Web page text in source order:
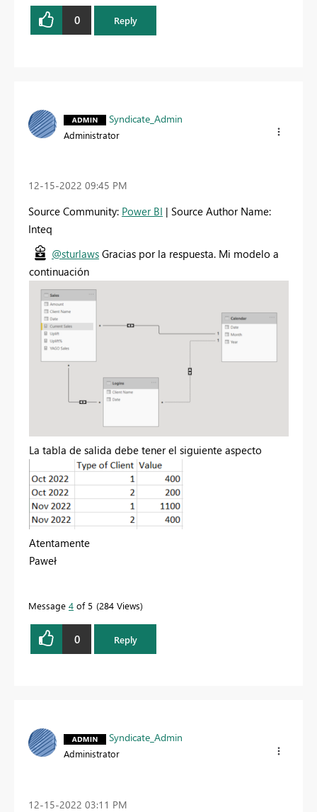
0 Reply
Syndicate_Admin
Administrator
‎12-15-2022 09:45 PM
Source Community: Power BI | Source Author Name:
Inteq
@sturlaws Gracias por la respuesta. Mi modelo a
continuación
La tabla de salida debe tener el siguiente aspecto
Atentamente
Paweł
Message 4 of 5 284 Views
0 Reply
Syndicate_Admin
Administrator
‎12-15-2022 03:11 PM